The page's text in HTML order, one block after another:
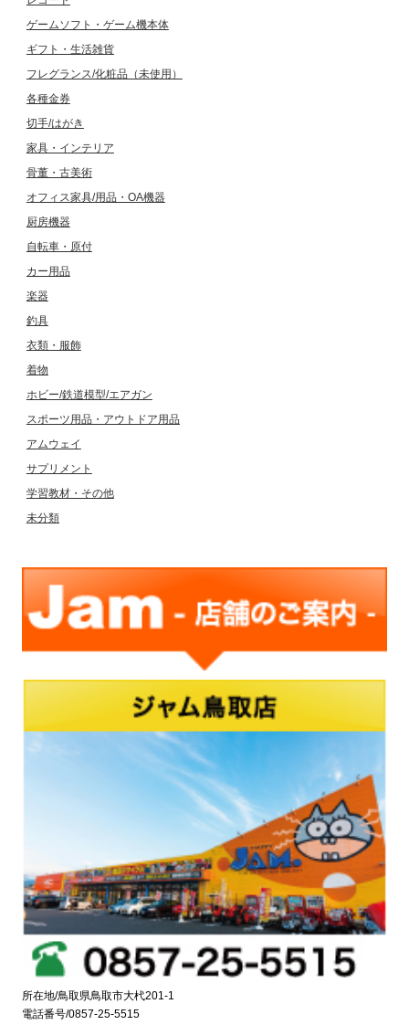
ゲームソフト・ゲーム機本体
ギフト・生活雑貨
フレグランス/化粧品（未使用）
各種金券
切手/はがき
家具・インテリア
骨董・古美術
オフィス家具/用品・OA機器
厨房機器
自転車・原付
カー用品
楽器
釣具
衣類・服飾
着物
ホビー/鉄道模型/エアガン
スポーツ用品・アウトドア用品
アムウェイ
サプリメント
学習教材・その他
未分類
所在地/鳥取県鳥取市大杙201-1
電話番号/0857-25-5515